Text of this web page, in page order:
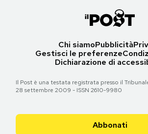
Chi siamoPubblicità
Gestisci le preferenze
Dichiarazione di
Il Post è una testata registrata presso il
28 settembre 2009 - ISSN 2610-9980
Abbonati